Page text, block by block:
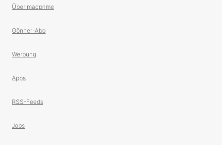
Über macprime
Gönner-Abo
Werbung
Apps
RSS-Feeds
Jobs